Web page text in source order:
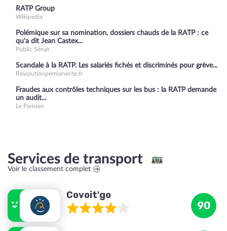
RATP Group
Wikipedia
Polémique sur sa nomination, dossiers chauds de la RATP : ce
qu'a dit Jean Castex...
Public Sénat
Scandale à la RATP. Les salariés fichés et discriminés pour grève...
Revolutionpermanente.fr
Fraudes aux contrôles techniques sur les bus : la RATP demande
un audit...
Le Parisien
Services de transport
Voir le classement complet
Covoit'go
90